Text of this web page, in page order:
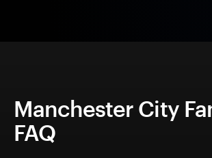
Manchester City
FAQ